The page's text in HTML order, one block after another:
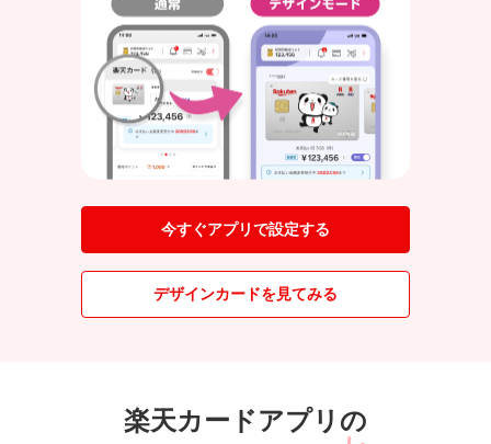
今すぐアプリで設定する
デザインカードを見てみる
楽天カードアプリの